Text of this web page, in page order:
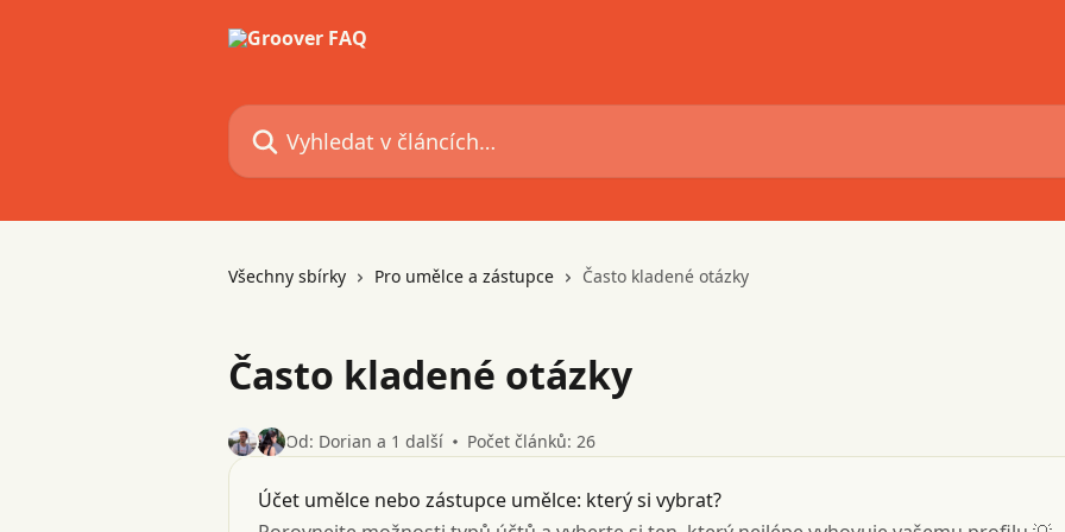
Vyhledat v článcích…
Všechny sbírky Pro umělce a zástupce Často kladené otázky
Často kladené otázky
Od: Dorian a 1 další Počet článků: 26
Účet umělce nebo zástupce umělce: který si vybrat?